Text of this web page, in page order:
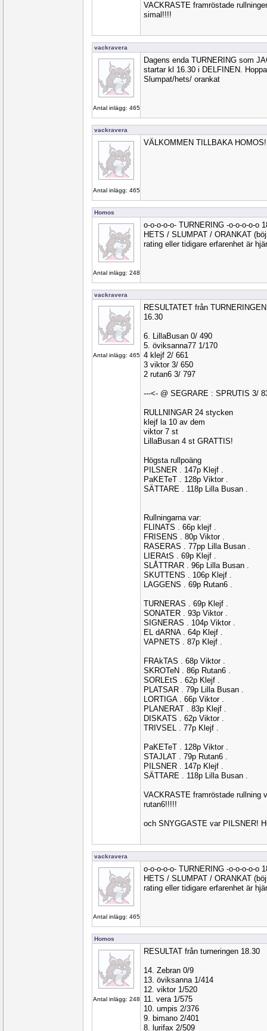
VACKRASTE framröstade
simal!!!!
vackravera
Antal inlägg: 465
Dagens enda TURNERING som
startar kl 16.30 i DELFINEN.
Slumpat/hets/ orankat
vackravera
Antal inlägg: 465
VÄLKOMMEN TILLBAKA
Homos
Antal inlägg: 248
o-o-o-o-o- TURNERING -o-o-o-o-o
HETS / SLUMPAT / ORANKAT
rating eller tidigare erfarenhet är
vackravera
Antal inlägg: 465
RESULTATET från
16.30
6. LillaBusan 0/ 490
5. öviksanna77 1/170
4 klejf 2/ 661
3 viktor 3/ 650
2 rutan6 3/ 797
---<- @ SEGRARE : SPRUTIS 3/
RULLNINGAR 24 stycken
klejf la 10 av dem
viktor 7 st
LillaBusan 4 st GRATTIS!
Högsta rullpoäng
PILSNER . 147p Klejf .
PaKETeT . 128p Viktor .
SÄTTARE . 118p Lilla Busan .
Rullningarna var:
FLINATS . 66p klejf .
FRISENS . 80p Viktor .
RASERAS . 77pp Lilla Busan .
LIERAtS . 69p Klejf .
SLÅTTRAR . 96p Lilla Busan .
SKUTTENS . 106p Klejf .
LAGGENS . 69p Rutan6 .
TURNERAS . 69p Klejf .
SONATER . 93p Viktor .
SIGNERAS . 104p Viktor .
EL dARNA . 64p Klejf .
VAPNETS . 87p Klejf .
FRAkTAS . 68p Viktor .
SKROTeN . 86p Rutan6 .
SORLEtS . 62p Klejf .
PLATSAR . 79p Lilla Busan .
LORTIGA . 66p Viktor .
PLANERAT . 83p Klejf .
DISKATS . 62p Viktor .
TRIVSEL . 77p Klejf .
PaKETeT . 128p Viktor .
STAJLAT . 79p Rutan6 .
PILSNER . 147p Klejf .
SÄTTARE . 118p Lilla Busan .
VACKRASTE framröstade rullning
rutan6!!!!!
och SNYGGASTE var PILSNER!
vackravera
Antal inlägg: 465
o-o-o-o-o- TURNERING -o-o-o-o-o
HETS / SLUMPAT / ORANKAT
rating eller tidigare erfarenhet är
Homos
Antal inlägg: 248
RESULTAT från turneringen 18.30
14. Zebran 0/9
13. öviksanna 1/414
12. viktor 1/520
11. vera 1/575
10. umpis 2/376
9. bimano 2/401
8. lurifax 2/509